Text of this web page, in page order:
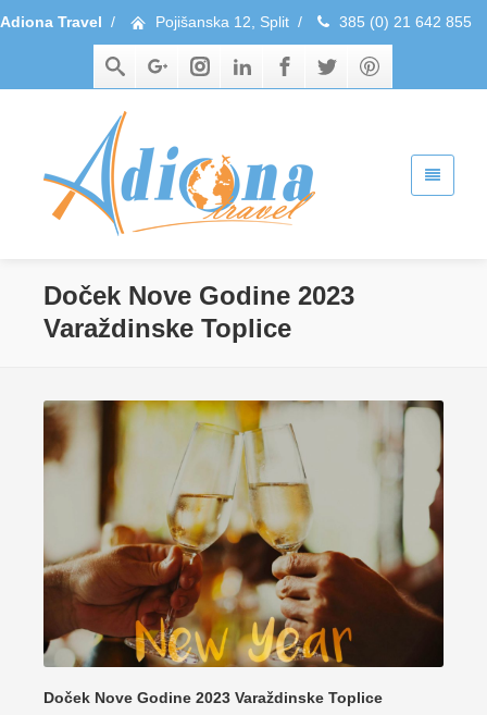
Adiona Travel / Pojišanska 12, Split / 385 (0) 21 642 855
Doček Nove Godine 2023
Varaždinske Toplice
Doček Nove Godine 2023 Varaždinske Toplice